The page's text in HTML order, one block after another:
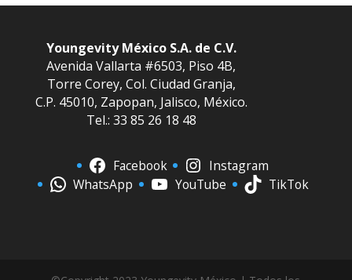
Youngevity México S.A. de C.V.
Avenida Vallarta #6503, Piso 4B,
Torre Corey, Col. Ciudad Granja,
C.P. 45010, Zapopan, Jalisco, México.
Tel.: 33 85 26 18 48
Facebook
Instagram
WhatsApp
YouTube TikTok